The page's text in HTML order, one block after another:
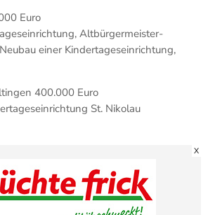
Euro
Altbürgermeister-
einer Kindertageseinrichtung,
400.000 Euro
St. Nikolau
X